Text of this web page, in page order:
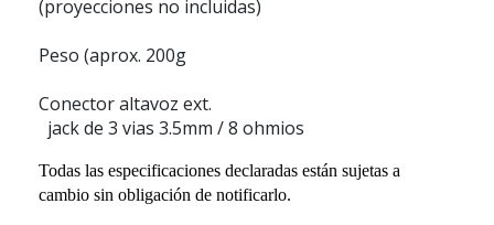
(proyecciones no incluidas)
Peso (aprox. 200g
Conector altavoz ext.
jack de 3 vias 3.5mm / 8 ohmios
Todas las especificaciones declaradas están sujetas a
cambio sin obligación de notificarlo.